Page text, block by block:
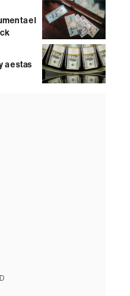
el
a estas